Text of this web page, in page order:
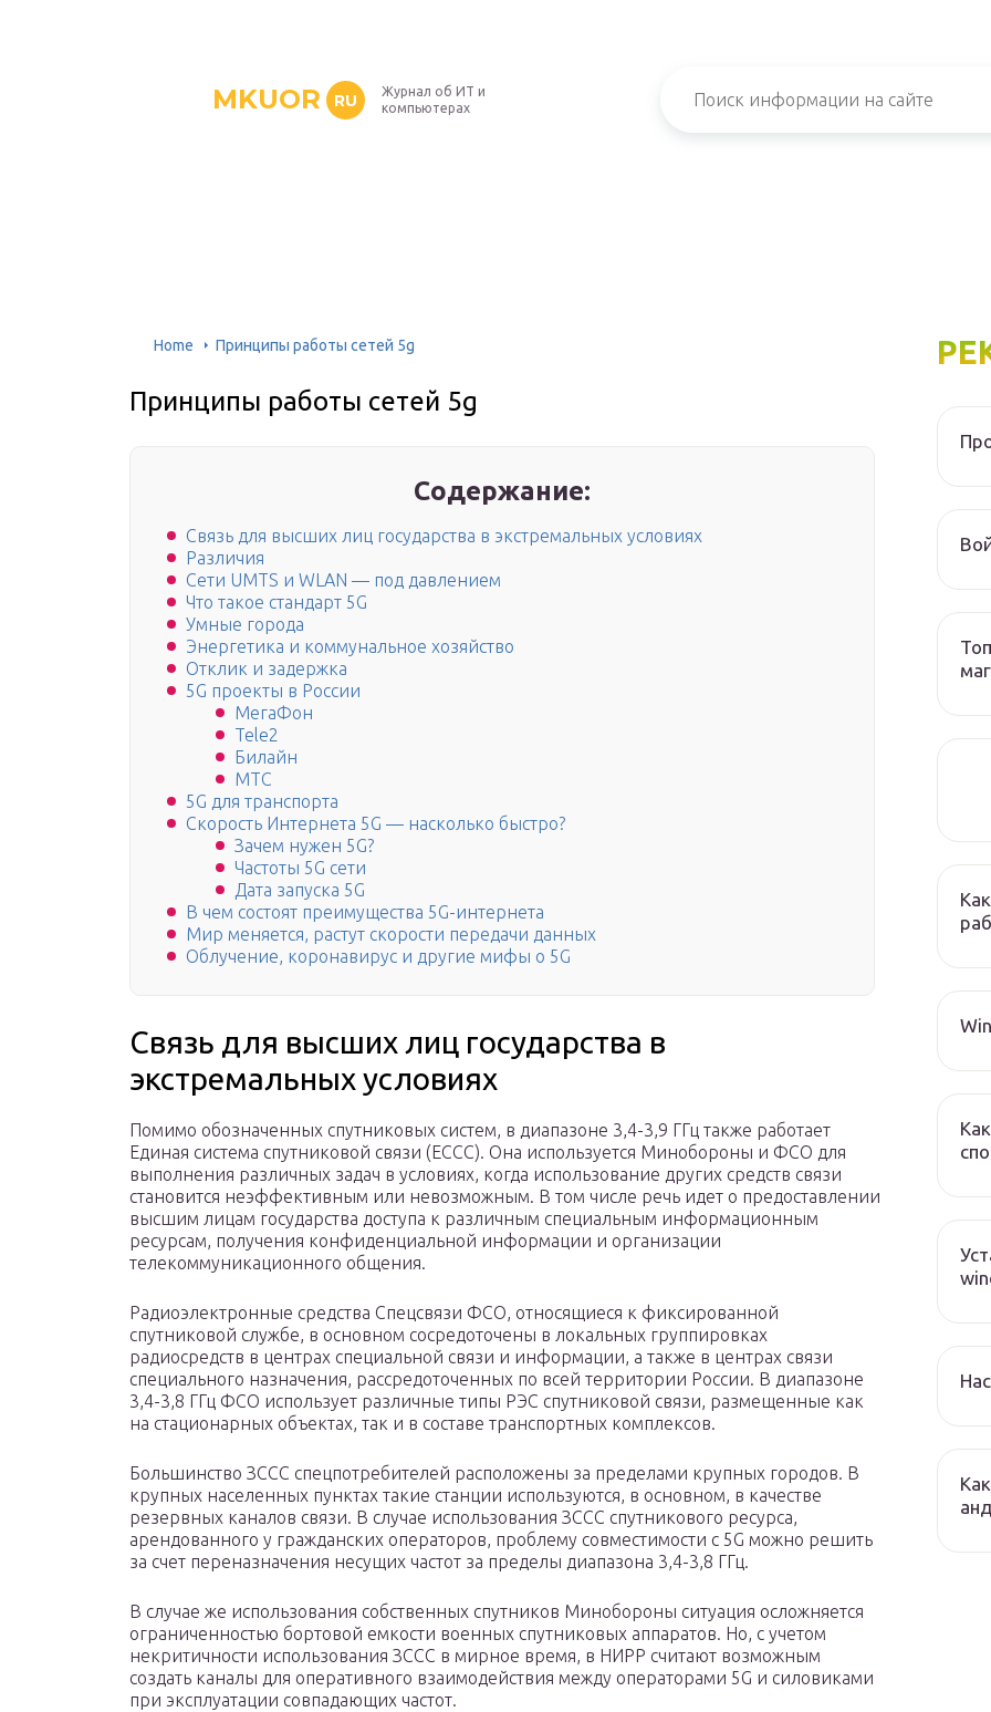
MKUOR RU
Журнал об ИТ и
компьютерах
Home Принципы работы сетей 5g
Принципы работы сетей 5g
Содержание:
Связь для высших лиц государства в экстремальных условиях
Различия
Сети UMTS и WLAN — под давлением
Что такое стандарт 5G
Умные города
Энергетика и коммунальное хозяйство
Отклик и задержка
5G проекты в России
МегаФон
Tele2
Билайн
МТС
5G для транспорта
Скорость Интернета 5G — насколько быстро?
Зачем нужен 5G?
Частоты 5G сети
Дата запуска 5G
В чем состоят преимущества 5G-интернета
Мир меняется, растут скорости передачи данных
Облучение, коронавирус и другие мифы о 5G
Связь для высших лиц государства в
экстремальных условиях
Помимо обозначенных спутниковых систем, в диапазоне 3,4-3,9 ГГц также работает
Единая система спутниковой связи (ЕССС). Она используется Минобороны и ФСО для
выполнения различных задач в условиях, когда использование других средств связи
становится неэффективным или невозможным. В том числе речь идет о предоставлении
высшим лицам государства доступа к различным специальным информационным
ресурсам, получения конфиденциальной информации и организации
телекоммуникационного общения.
Радиоэлектронные средства Спецсвязи ФСО, относящиеся к фиксированной
спутниковой службе, в основном сосредоточены в локальных группировках
радиосредств в центрах специальной связи и информации, а также в центрах связи
специального назначения, рассредоточенных по всей территории России. В диапазоне
3,4-3,8 ГГц ФСО использует различные типы РЭС спутниковой связи, размещенные как
на стационарных объектах, так и в составе транспортных комплексов.
Большинство ЗССС спецпотребителей расположены за пределами крупных городов. В
крупных населенных пунктах такие станции используются, в основном, в качестве
резервных каналов связи. В случае использования ЗССС спутникового ресурса,
арендованного у гражданских операторов, проблему совместимости с 5G можно решить
за счет переназначения несущих частот за пределы диапазона 3,4-3,8 ГГц.
В случае же использования собственных спутников Минобороны ситуация осложняется
ограниченностью бортовой емкости военных спутниковых аппаратов. Но, с учетом
некритичности использования ЗССС в мирное время, в НИРР считают возможным
создать каналы для оперативного взаимодействия между операторами 5G и силовиками
при эксплуатации совпадающих частот.